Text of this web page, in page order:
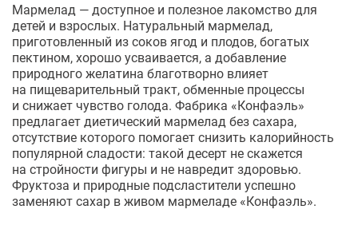
Мармелад — доступное и полезное лакомство для
детей и взрослых. Натуральный мармелад,
приготовленный из соков ягод и плодов, богатых
пектином, хорошо усваивается, а добавление
природного желатина благотворно влияет
на пищеварительный тракт, обменные процессы
и снижает чувство голода. Фабрика «Конфаэль»
предлагает диетический мармелад без сахара,
отсутствие которого помогает снизить калорийность
популярной сладости: такой десерт не скажется
на стройности фигуры и не навредит здоровью.
Фруктоза и природные подсластители успешно
заменяют сахар в живом мармеладе «Конфаэль».